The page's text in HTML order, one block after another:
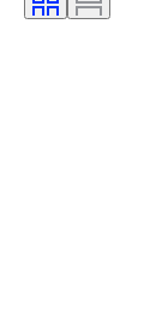
Diamant type